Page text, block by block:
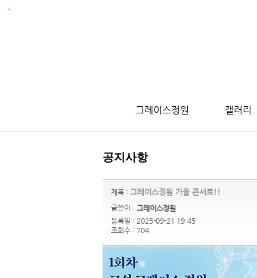
그레이스정원 갤러리
공지사항
제목 : 그레이스정원 가을 콘서트!!
글쓴이 : 그레이스정원
등록일 : 2025-09-21 19:45
조회수 : 704